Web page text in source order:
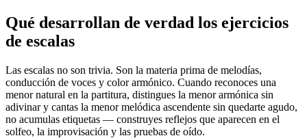
Qué desarrollan de verdad los ejercicios
de escalas
Las escalas no son trivia. Son la materia prima de melodías,
conducción de voces y color armónico. Cuando reconoces una
menor natural en la partitura, distingues la menor armónica sin
adivinar y cantas la menor melódica ascendente sin quedarte agudo,
no acumulas etiquetas — construyes reflejos que aparecen en el
solfeo, la improvisación y las pruebas de oído.